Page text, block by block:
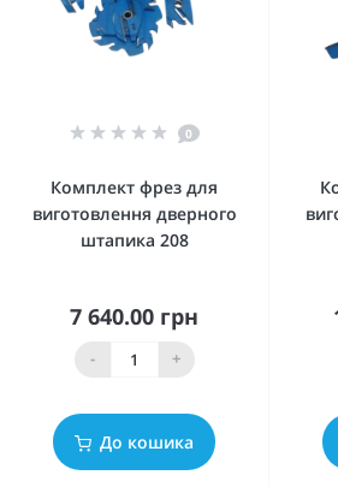
0
Комплект фрез для
виготовлення дверного
штапика 208
7 640.00 грн
- +
До кошика